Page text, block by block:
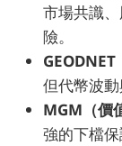
市場共識
險。
GEODNET
但代幣波動
MGM（價
強的下檔